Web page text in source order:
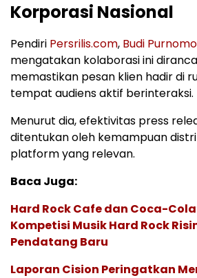
Korporasi Nasional
Pendiri Persrilis.com, Budi
mengatakan kolaborasi ini
memastikan pesan klien hadir di
tempat audiens aktif berinteraksi.
Menurut dia, efektivitas press
ditentukan oleh kemampuan
platform yang relevan.
Baca Juga:
Hard Rock Cafe dan Coca-
Kompetisi Musik Hard Rock
Pendatang Baru
Laporan Cision Peringatkan